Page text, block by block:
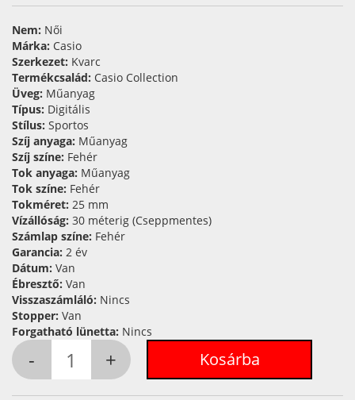
Nem: Női
Márka: Casio
Szerkezet: Kvarc
Termékcsalád: Casio Collection
Üveg: Műanyag
Típus: Digitális
Stílus: Sportos
Szíj anyaga: Műanyag
Szíj színe: Fehér
Tok anyaga: Műanyag
Tok színe: Fehér
Tokméret: 25 mm
Vízállóság: 30 méterig (Cseppmentes)
Számlap színe: Fehér
Garancia: 2 év
Dátum: Van
Ébresztő: Van
Visszaszámláló: Nincs
Stopper: Van
Forgatható lünetta: Nincs